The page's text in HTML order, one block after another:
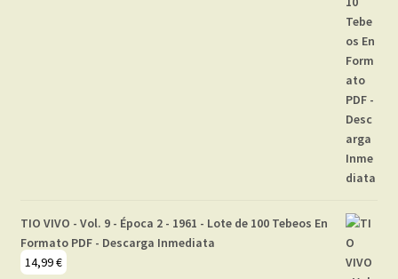
TIO VIVO - Vol. 9 - Época 2 - 1961 - Lote de 100 Tebeos En
Formato PDF - Descarga Inmediata
14,99€